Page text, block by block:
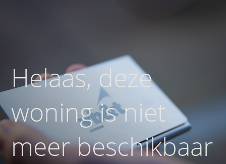
Helaas, deze
woning is niet
meer beschikbaar